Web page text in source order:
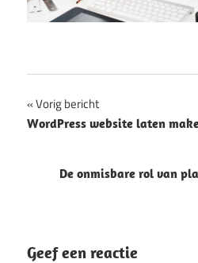
Bericht
navigatie
Vorig bericht
WordPress website laten
De onmisbare rol van
Geef een reactie